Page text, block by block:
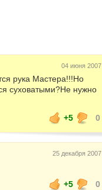
04 июня 2007
рука Мастера!!!Но
суховатыми?Не нужно
+5
0
25 декабря 2007
+5
0